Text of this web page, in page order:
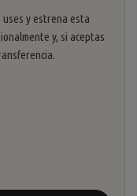
uses y estrena esta
y, si aceptas